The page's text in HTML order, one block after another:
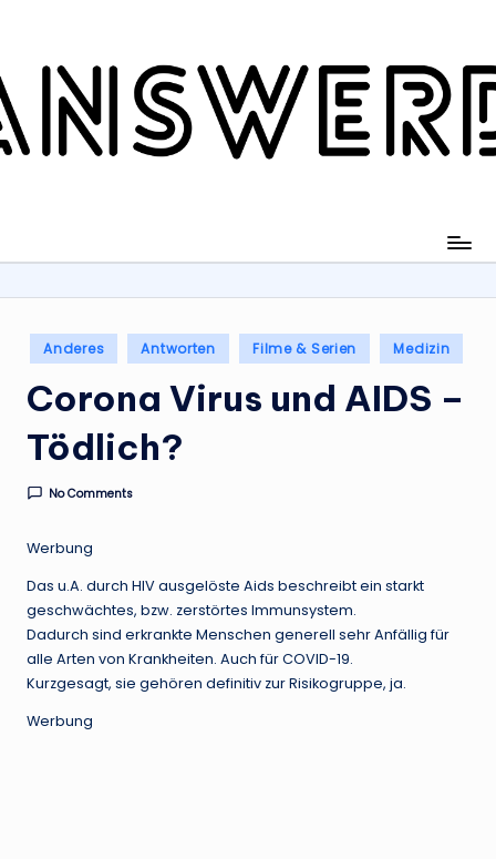
to
content
Posted
in
Anderes Antworten Filme & Serien Medizin
Corona Virus und AIDS –
Tödlich?
No Comments
Werbung
Das u.A. durch HIV ausgelöste Aids beschreibt ein starkt
geschwächtes, bzw. zerstörtes Immunsystem.
Dadurch sind erkrankte Menschen generell sehr Anfällig für
alle Arten von Krankheiten. Auch für COVID-19.
Kurzgesagt, sie gehören definitiv zur Risikogruppe, ja.
Werbung